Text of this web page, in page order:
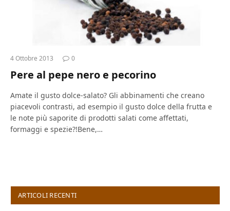
4 Ottobre 2013 0
Pere al pepe nero e pecorino
Amate il gusto dolce-salato? Gli abbinamenti che creano
piacevoli contrasti, ad esempio il gusto dolce della frutta e
le note più saporite di prodotti salati come affettati,
formaggi e spezie?!Bene,…
ARTICOLI RECENTI